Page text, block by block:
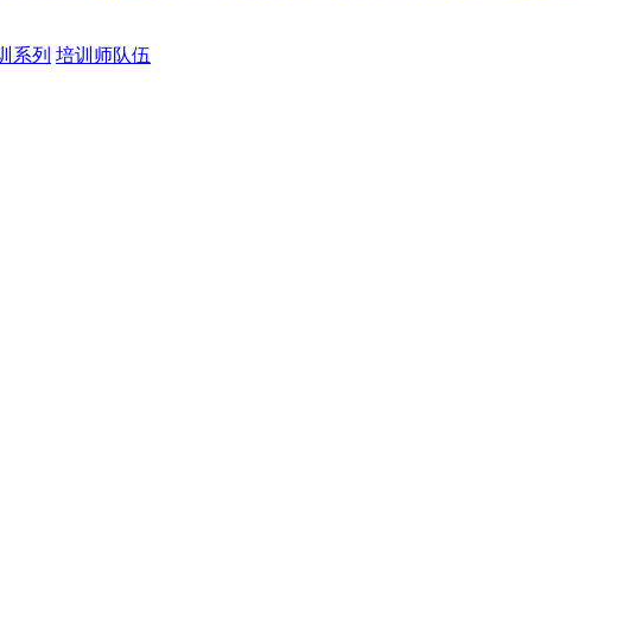
系列 培训师队伍